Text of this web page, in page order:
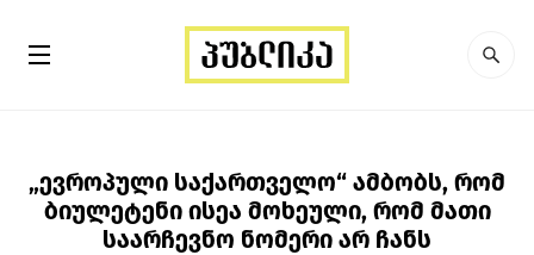
„ევროპული საქართველო“ ამბობს, რომ
ბიულეტენი ისეა მოხეული, რომ მათი
საარჩევნო ნომერი არ ჩანს